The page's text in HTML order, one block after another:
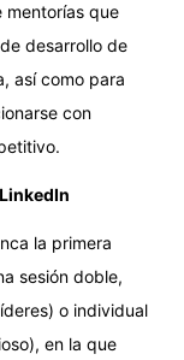
mentorías que
desarrollo de
así como para
con
la primera
sesión doble,
o individual
en la que